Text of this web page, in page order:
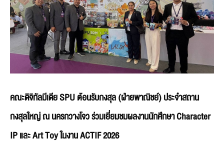
คณะดิจิทัลมีเดีย SPU ต้อนรับกงสุล (ฝ่ายพาณิชย์) ประจำสถาน
กงสุลใหญ่ ณ นครกวางโจว ร่วมเยี่ยมชมผลงานนักศึกษา Character
IP และ Art Toy ในงาน ACTIF 2026